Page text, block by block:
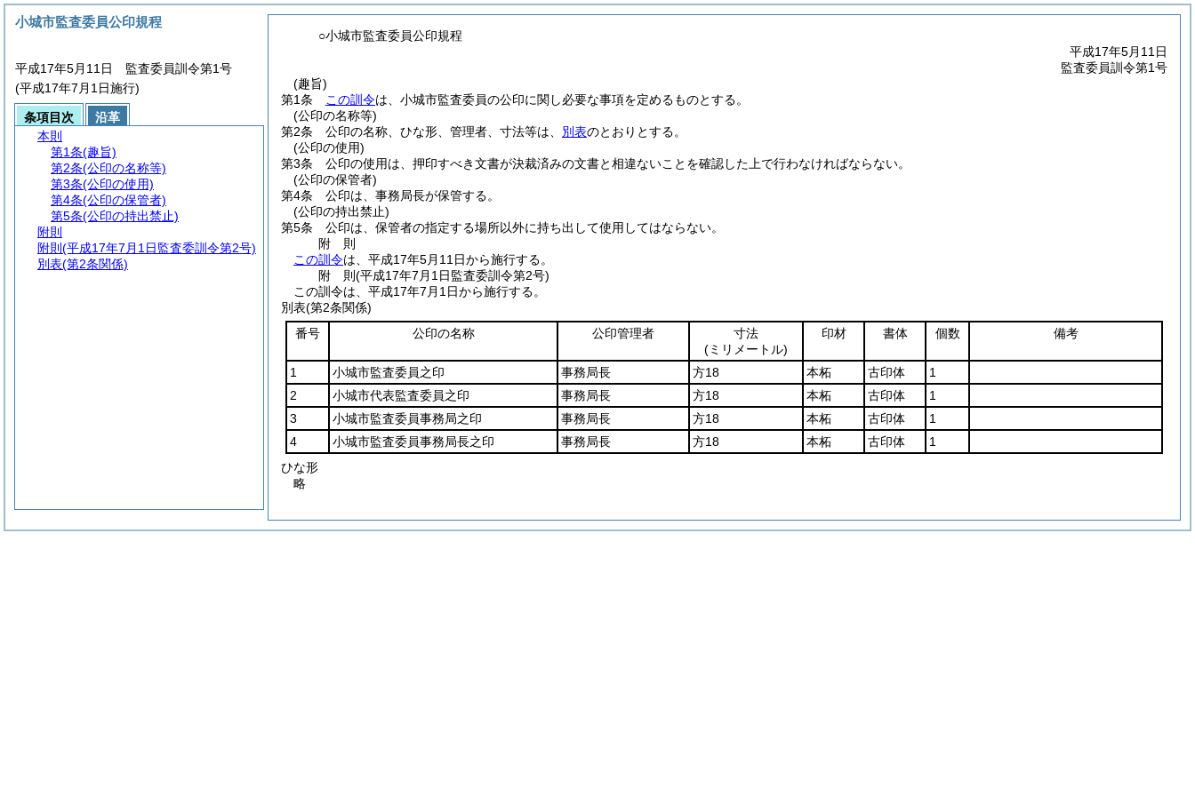
○小城市監査委員公印規程
平成17年5月11日
監査委員訓令第1号
(趣旨)
第1条
この訓令は、小城市監査委員の公印に関し必要な事項を定めるものとする。
(公印の名称等)
第2条
公印の名称、ひな形、管理者、寸法等は、 別表のとおりとする。
(公印の使用)
第3条
公印の使用は、押印すべき文書が決裁済みの文書と相違ないことを確認した上で行わなければならない。
(公印の保管者)
第4条
公印は、事務局長が保管する。
(公印の持出禁止)
第5条
公印は、保管者の指定する場所以外に持ち出して使用してはならない。
附 則
この訓令は、平成17年5月11日から施行する。
附 則(平成17年7月1日監査委訓令第2号)
この訓令は、平成17年7月1日から施行する。
別表(第2条関係)
番号
公印の名称 公印管理者
寸法
(ミリメートル)
印材 書体 個数 備考
1 小城市監査委員之印 事務局長 方18 本柘 古印体
1
2
小城市代表監査委員之印 事務局長 方18 本柘 古印体
1
3
小城市監査委員事務局之印 事務局長 方18 本柘 古印体
1
4
小城市監査委員事務局長之印 事務局長 方18 本柘 古印体
1
ひな形
略
小城市監査委員公印規程
平成17年5月11日 監査委員訓令第1号
(平成17年7月1日施行)
条項目次
沿革
本則
第1条(趣旨)
第2条(公印の名称等)
第3条(公印の使用)
第4条(公印の保管者)
第5条(公印の持出禁止)
附則
附則 (平成17年7月1日監査委訓令第2号)
別表(第2条関係)